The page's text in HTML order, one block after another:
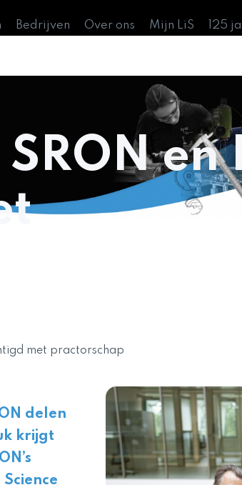
Bedrijven Over ons Mijn LiS 125
en
met practorschap
delen
krijgt